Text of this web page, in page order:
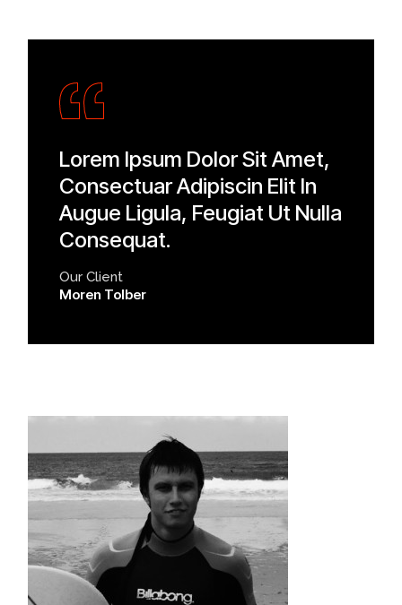
Lorem Ipsum Dolor Sit Amet,
Consectuar Adipiscin Elit In
Augue Ligula, Feugiat Ut Nulla
Consequat.
Our Client
Moren Tolber